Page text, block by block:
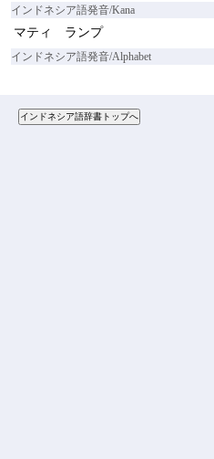
インドネシア語発音/Kana
マティ ランプ
インドネシア語発音/Alphabet